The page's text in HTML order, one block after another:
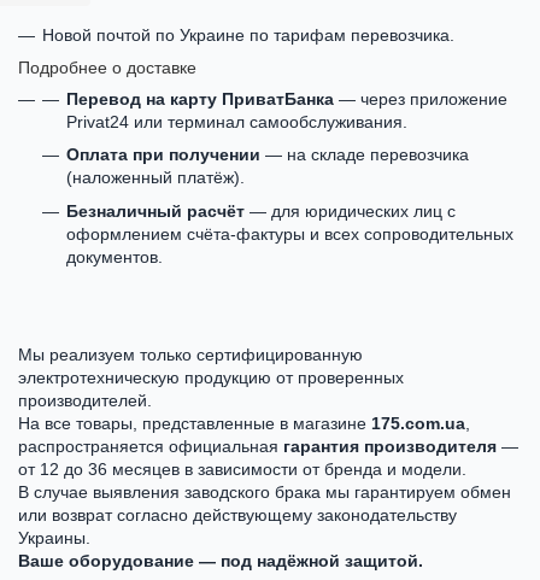
Новой почтой по Украине по тарифам перевозчика.
Подробнее о доставке
Перевод на карту ПриватБанка — через приложение
Privat24 или терминал самообслуживания.
Оплата при получении — на складе перевозчика
(наложенный платёж).
Безналичный расчёт — для юридических лиц с
оформлением счёта-фактуры и всех сопроводительных
документов.
Мы реализуем только сертифицированную
электротехническую продукцию от проверенных
производителей.
На все товары, представленные в магазине 175.com.ua
распространяется официальная гарантия производителя —
от 12 до 36 месяцев в зависимости от бренда и модели.
В случае выявления заводского брака мы гарантируем обмен
или возврат согласно действующему законодательству
Украины.
Ваше оборудование — под надёжной защитой.